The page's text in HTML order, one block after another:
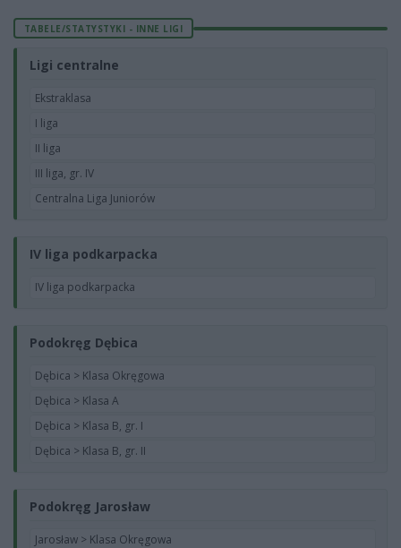
TABELE/STATYSTYKI - INNE LIGI
Ligi centralne
Ekstraklasa
I liga
II liga
III liga, gr. IV
Centralna Liga Juniorów
IV liga podkarpacka
IV liga podkarpacka
Podokręg Dębica
Dębica > Klasa Okręgowa
Dębica > Klasa A
Dębica > Klasa B, gr. I
Dębica > Klasa B, gr. II
Podokręg Jarosław
Jarosław > Klasa Okręgowa